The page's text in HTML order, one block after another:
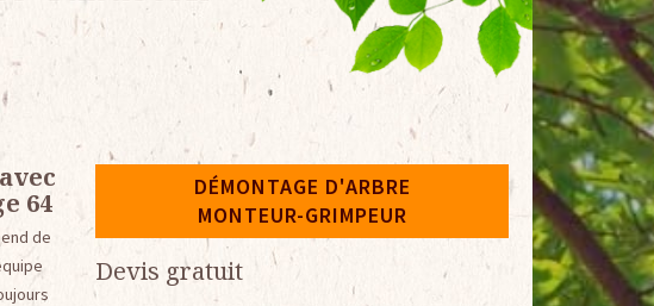
64
de
DÉMONTAGE D'ARBRE
MONTEUR-GRIMPEUR
Devis gratuit